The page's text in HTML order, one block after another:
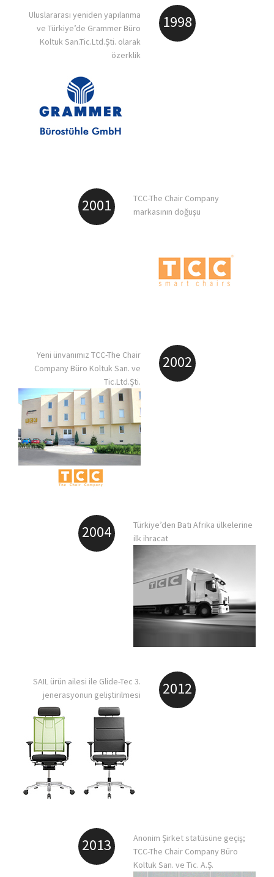
1998
Uluslararası yeniden yapılanma
ve Türkiye’de Grammer Büro
Koltuk San.Tic.Ltd.Şti. olarak
özerklik
2001
TCC-The Chair Company
markasının doğuşu
2002
Yeni ünvanımız TCC-The Chair
Company Büro Koltuk San. ve
Tic.Ltd.Şti.
2004
Türkiye’den Batı Afrika ülkelerine
ilk ihracat
2012
SAIL ürün ailesi ile Glide-Tec 3.
jenerasyonun geliştirilmesi
2013
Anonim Şirket statüsüne geçiş;
TCC-The Chair Company Büro
Koltuk San. ve Tic. A.Ş.